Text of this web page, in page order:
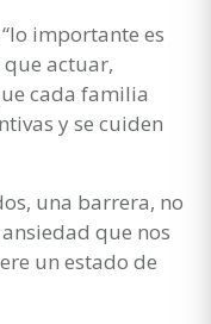
importante es
actuar,
cada familia
y se cuiden
una barrera, no
que nos
un estado de